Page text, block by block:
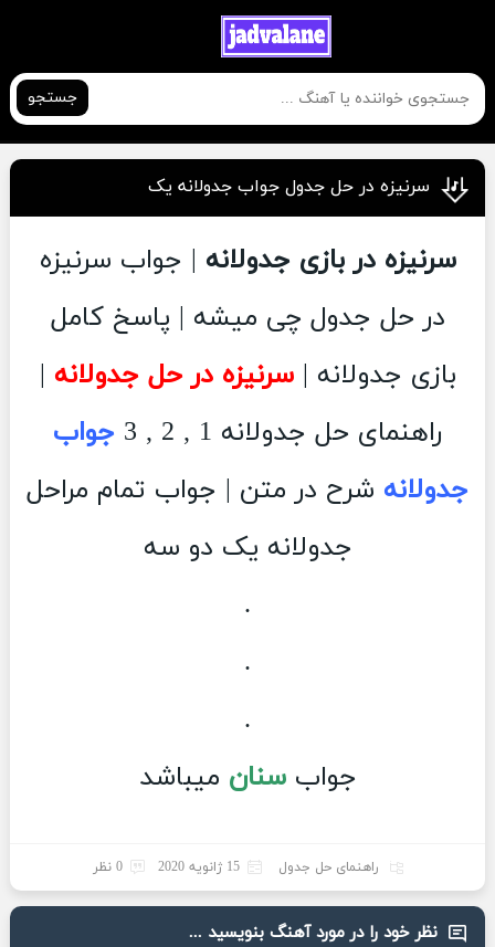
جستجو
سرنیزه در حل جدول جواب جدولانه یک
سرنیزه در بازی جدولانه | جواب سرنیزه
در حل جدول چی میشه | پاسخ کامل
بازی جدولانه |سرنیزه در حل جدولانه |
راهنمای حل جدولانه 1 , 2 , 3
جواب
جدولانه شرح در متن | جواب تمام مراحل
جدولانه یک دو سه
.
.
.
جوابسنان میباشد
راهنمای حل جدول 15 ژانویه 2020 0 نظر
نظر خود را در مورد آهنگ بنویسید ...